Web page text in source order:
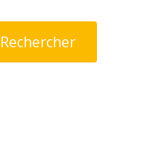
Rechercher